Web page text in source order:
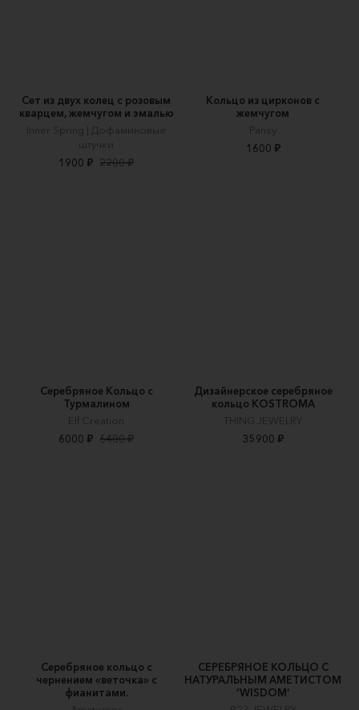
Сет из двух колец с розовым
кварцем, жемчугом и эмалью
Inner Spring | Дофаминовые
штучки
1900 ₽ 2200 ₽
Кольцо из цирконов с
жемчугом
Pansy
1600 ₽
Серебряное Кольцо с
Турмалином
Elf Creation
6000 ₽ 6400 ₽
Дизайнерское серебряное
кольцо KOSTROMA
THING JEWELRY
35900 ₽
Серебряное кольцо с
чернением «веточка» с
фианитами.
СЕРЕБРЯНОЕ КОЛЬЦО С
НАТУРАЛЬНЫМ АМЕТИСТОМ
‘WISDOM’